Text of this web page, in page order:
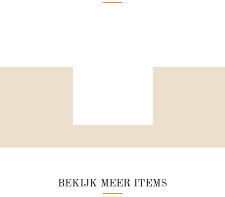
BEKIJK MEER ITEMS